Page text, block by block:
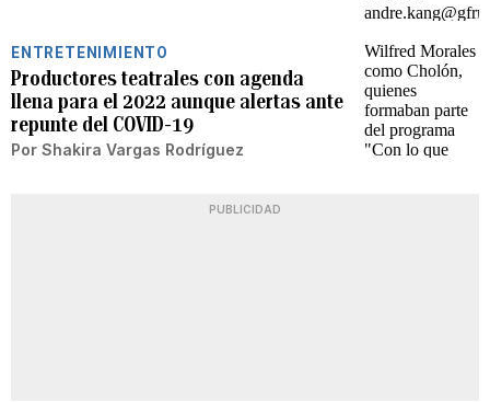
ENTRETENIMIENTO
Productores teatrales con agenda
llena para el 2022 aunque alertas ante
repunte del COVID-19
Por Shakira Vargas Rodríguez
PUBLICIDAD